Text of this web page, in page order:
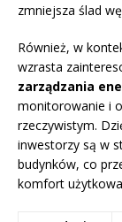
zmniejsza ślad
Również, w
wzrasta
zarządzania
monitorowanie i
rzeczywistym.
inwestorzy są w
budynków, co
komfort